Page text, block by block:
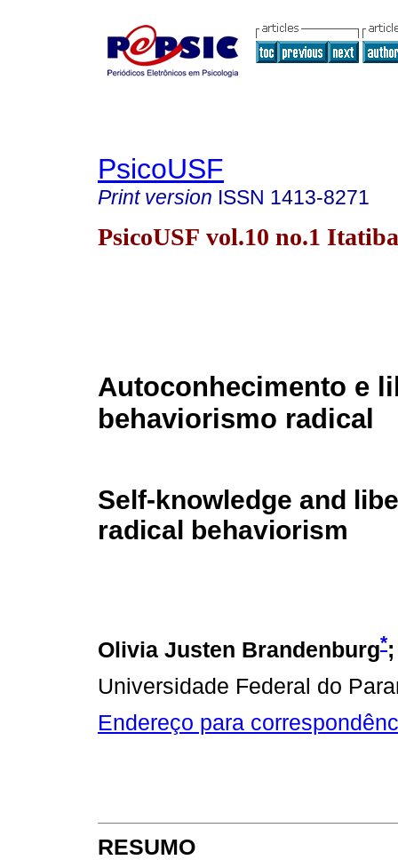
PsicoUSF
Print version ISSN 1413-8271
PsicoUSF vol.10 no.1
Autoconhecimento e
behaviorismo radical
Self-knowledge and
radical behaviorism
Olivia Justen Brandenburg*
Universidade Federal do
Endereço para
RESUMO